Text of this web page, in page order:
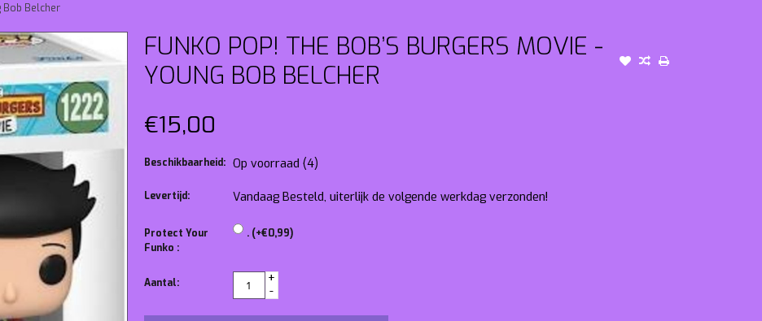
Bob Belcher
FUNKO POP! THE BOB’S BURGERS MOVIE -
YOUNG BOB BELCHER
€15,00
Beschikbaarheid: Op voorraad (4)
Levertijd: Vandaag Besteld, uiterlijk de volgende werkdag verzonden!
Protect Your
Funko :
. (+€0,99)
Aantal:
+
-